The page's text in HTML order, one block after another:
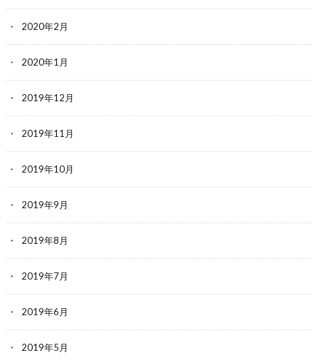
2020年2月
2020年1月
2019年12月
2019年11月
2019年10月
2019年9月
2019年8月
2019年7月
2019年6月
2019年5月